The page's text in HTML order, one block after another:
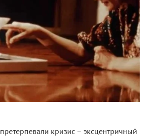
кризис – эксцентричный